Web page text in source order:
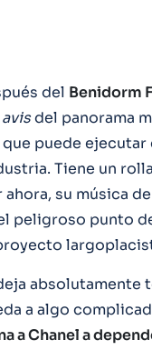
del Benidorm
del panorama
puede
Tiene un
su música
peligroso punto
absolutamente
a algo
a Chanel a